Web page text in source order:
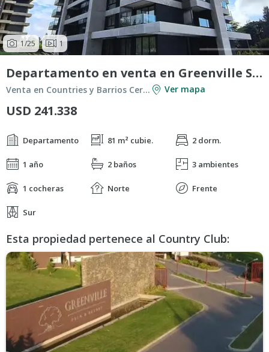
1/25 1
Departamento en venta en Greenville Spring
Venta en Countries y Barrios Cerrados en Berazategui Ver mapa
USD 241.338
Departamento 81 m² cubie. 2 dorm.
1 año 2 baños 3 ambientes
1 cocheras Norte Frente
Sur
Esta propiedad pertenece al Country Club: